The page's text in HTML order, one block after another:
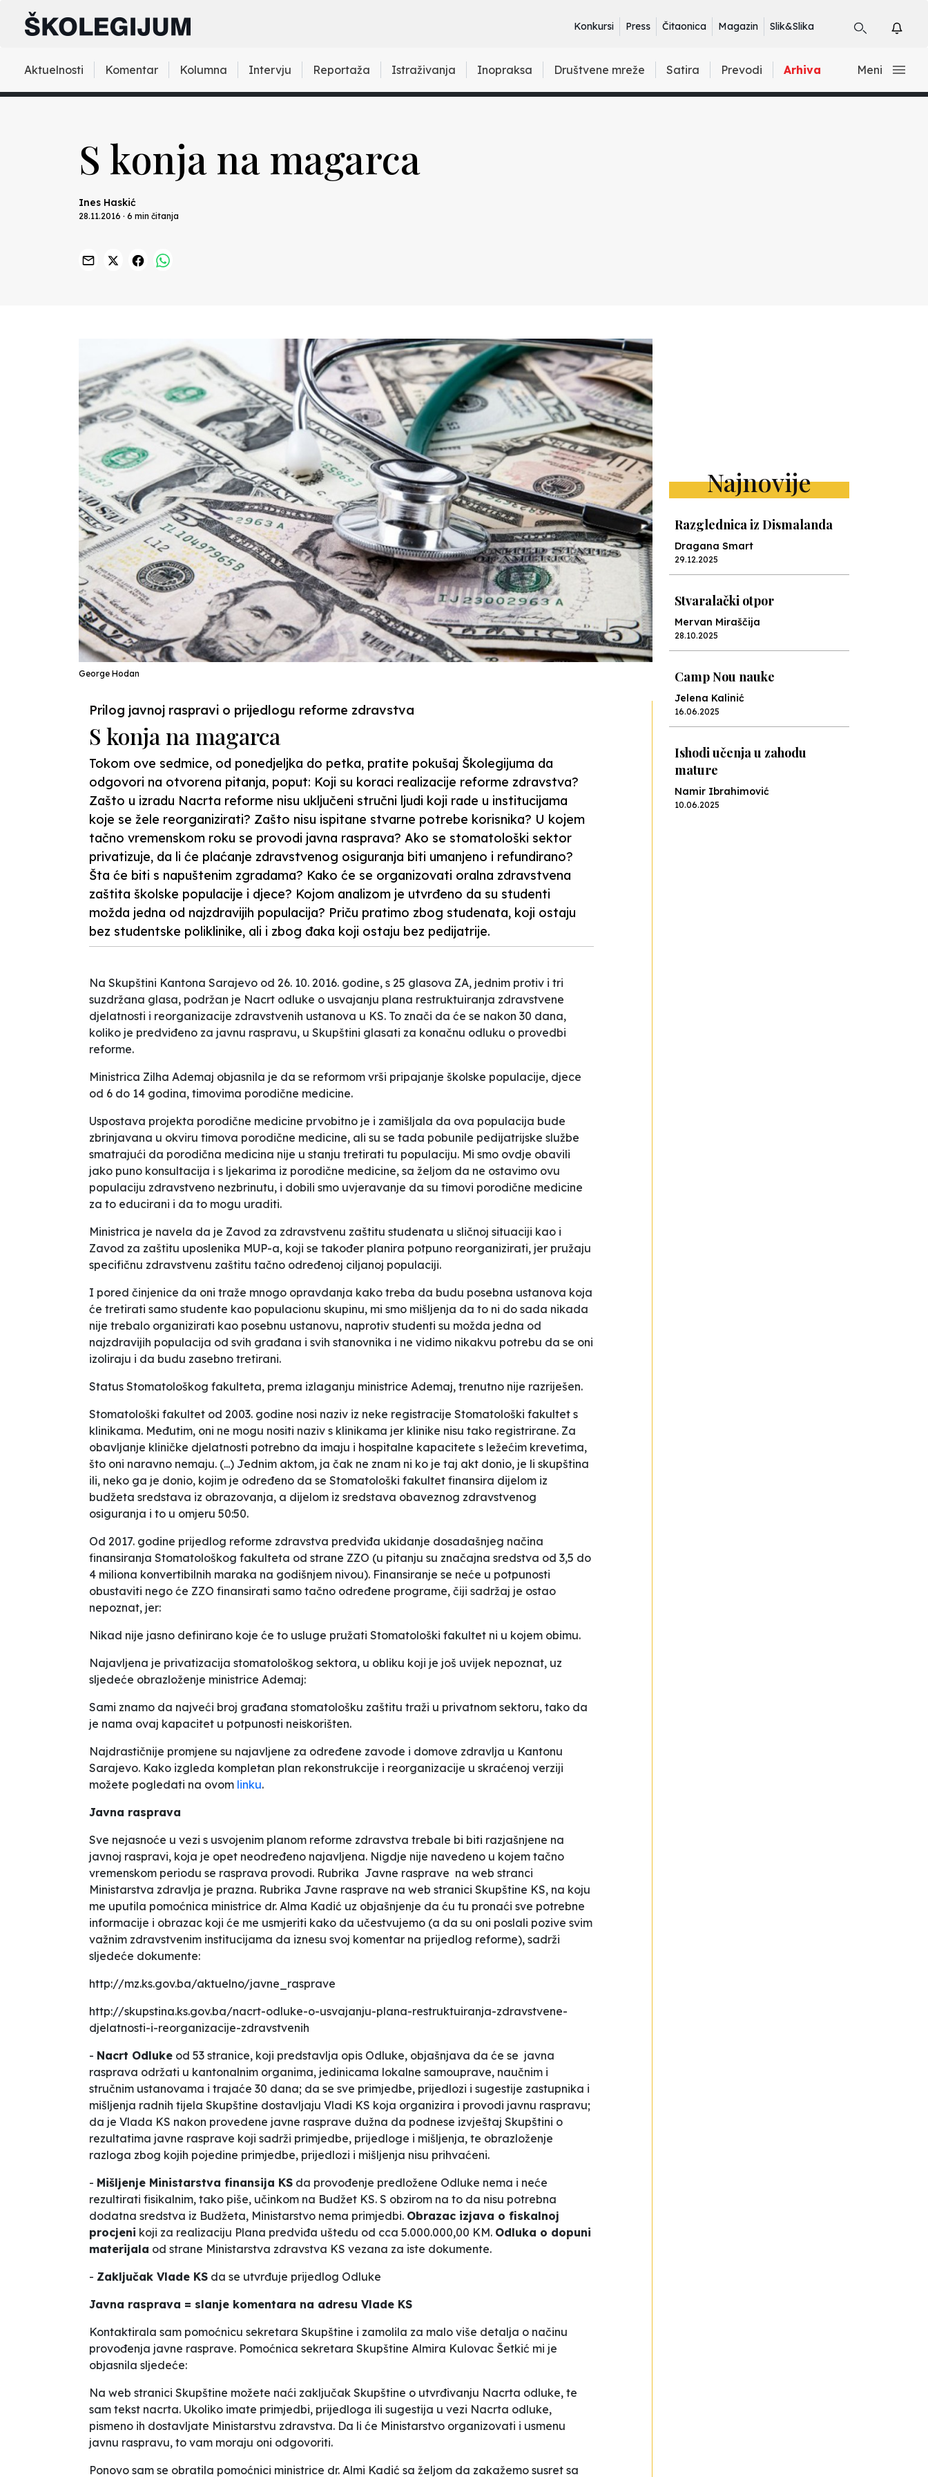
Konkursi Press Čitaonica Magazin Slik&Slika
Aktuelnosti Komentar Kolumna Intervju Reportaža Istraživanja Inopraksa Društvene mreže Satira Prevodi Arhiva Meni
S konja na magarca
Ines Haskić
28.11.2016 · 6 min čitanja
George Hodan
Prilog javnoj raspravi o prijedlogu reforme zdravstva
S konja na magarca
Tokom ove sedmice, od ponedjeljka do petka, pratite pokušaj Školegijuma da
odgovori na otvorena pitanja, poput: Koji su koraci realizacije reforme zdravstva?
Zašto u izradu Nacrta reforme nisu uključeni stručni ljudi koji rade u institucijama
koje se žele reorganizirati? Zašto nisu ispitane stvarne potrebe korisnika? U kojem
tačno vremenskom roku se provodi javna rasprava? Ako se stomatološki sektor
privatizuje, da li će plaćanje zdravstvenog osiguranja biti umanjeno i refundirano?
Šta će biti s napuštenim zgradama? Kako će se organizovati oralna zdravstvena
zaštita školske populacije i djece? Kojom analizom je utvrđeno da su studenti
možda jedna od najzdravijih populacija? Priču pratimo zbog studenata, koji ostaju
bez studentske poliklinike, ali i zbog đaka koji ostaju bez pedijatrije.
Na Skupštini Kantona Sarajevo od 26. 10. 2016. godine, s 25 glasova ZA, jednim protiv i tri
suzdržana glasa, podržan je Nacrt odluke o usvajanju plana restruktuiranja zdravstvene
djelatnosti i reorganizacije zdravstvenih ustanova u KS. To znači da će se nakon 30 dana,
koliko je predviđeno za javnu raspravu, u Skupštini glasati za konačnu odluku o provedbi
reforme.
Ministrica Zilha Ademaj objasnila je da se reformom vrši pripajanje školske populacije, djece
od 6 do 14 godina, timovima porodične medicine.
Uspostava projekta porodične medicine prvobitno je i zamišljala da ova populacija bude
zbrinjavana u okviru timova porodične medicine, ali su se tada pobunile pedijatrijske službe
smatrajući da porodična medicina nije u stanju tretirati tu populaciju. Mi smo ovdje obavili
jako puno konsultacija i s ljekarima iz porodične medicine, sa željom da ne ostavimo ovu
populaciju zdravstveno nezbrinutu, i dobili smo uvjeravanje da su timovi porodične medicine
za to educirani i da to mogu uraditi.
Ministrica je navela da je Zavod za zdravstvenu zaštitu studenata u sličnoj situaciji kao i
Zavod za zaštitu uposlenika MUP-a, koji se također planira potpuno reorganizirati, jer pružaju
specifičnu zdravstvenu zaštitu tačno određenoj ciljanoj populaciji.
I pored činjenice da oni traže mnogo opravdanja kako treba da budu posebna ustanova koja
će tretirati samo studente kao populacionu skupinu, mi smo mišljenja da to ni do sada nikada
nije trebalo organizirati kao posebnu ustanovu, naprotiv studenti su možda jedna od
najzdravijih populacija od svih građana i svih stanovnika i ne vidimo nikakvu potrebu da se oni
izoliraju i da budu zasebno tretirani.
Status Stomatološkog fakulteta, prema izlaganju ministrice Ademaj, trenutno nije razriješen.
Stomatološki fakultet od 2003. godine nosi naziv iz neke registracije Stomatološki fakultet s
klinikama. Međutim, oni ne mogu nositi naziv s klinikama jer klinike nisu tako registrirane. Za
obavljanje kliničke djelatnosti potrebno da imaju i hospitalne kapacitete s ležećim krevetima,
što oni naravno nemaju. (...) Jednim aktom, ja čak ne znam ni ko je taj akt donio, je li skupština
ili, neko ga je donio, kojim je određeno da se Stomatološki fakultet finansira dijelom iz
budžeta sredstava iz obrazovanja, a dijelom iz sredstava obaveznog zdravstvenog
osiguranja i to u omjeru 50:50.
Od 2017. godine prijedlog reforme zdravstva predviđa ukidanje dosadašnjeg načina
finansiranja Stomatološkog fakulteta od strane ZZO (u pitanju su značajna sredstva od 3,5 do
4 miliona konvertibilnih maraka na godišnjem nivou). Finansiranje se neće u potpunosti
obustaviti nego će ZZO finansirati samo tačno određene programe, čiji sadržaj je ostao
nepoznat, jer:
Nikad nije jasno definirano koje će to usluge pružati Stomatološki fakultet ni u kojem obimu.
Najavljena je privatizacija stomatološkog sektora, u obliku koji je još uvijek nepoznat, uz
sljedeće obrazloženje ministrice Ademaj:
Sami znamo da najveći broj građana stomatološku zaštitu traži u privatnom sektoru, tako da
je nama ovaj kapacitet u potpunosti neiskorišten.
Najdrastičnije promjene su najavljene za određene zavode i domove zdravlja u Kantonu
Sarajevo. Kako izgleda kompletan plan rekonstrukcije i reorganizacije u skraćenoj verziji
možete pogledati na ovom linku.
Javna rasprava
Sve nejasnoće u vezi s usvojenim planom reforme zdravstva trebale bi biti razjašnjene na
javnoj raspravi, koja je opet neodređeno najavljena. Nigdje nije navedeno u kojem tačno
vremenskom periodu se rasprava provodi. Rubrika Javne rasprave na web stranci
Ministarstva zdravlja je prazna. Rubrika Javne rasprave na web stranici Skupštine KS, na koju
me uputila pomoćnica ministrice dr. Alma Kadić uz objašnjenje da ću tu pronaći sve potrebne
informacije i obrazac koji će me usmjeriti kako da učestvujemo (a da su oni poslali pozive svim
važnim zdravstvenim institucijama da iznesu svoj komentar na prijedlog reforme), sadrži
sljedeće dokumente:
http://mz.ks.gov.ba/aktuelno/javne_rasprave
http://skupstina.ks.gov.ba/nacrt-odluke-o-usvajanju-plana-restruktuiranja-zdravstvene-
djelatnosti-i-reorganizacije-zdravstvenih
- Nacrt Odluke od 53 stranice, koji predstavlja opis Odluke, objašnjava da će se javna
rasprava održati u kantonalnim organima, jedinicama lokalne samouprave, naučnim i
stručnim ustanovama i trajaće 30 dana; da se sve primjedbe, prijedlozi i sugestije zastupnika i
mišljenja radnih tijela Skupštine dostavljaju Vladi KS koja organizira i provodi javnu raspravu;
da je Vlada KS nakon provedene javne rasprave dužna da podnese izvještaj Skupštini o
rezultatima javne rasprave koji sadrži primjedbe, prijedloge i mišljenja, te obrazloženje
razloga zbog kojih pojedine primjedbe, prijedlozi i mišljenja nisu prihvaćeni.
- Mišljenje Ministarstva finansija KS da provođenje predložene Odluke nema i neće
rezultirati fisikalnim, tako piše, učinkom na Budžet KS. S obzirom na to da nisu potrebna
dodatna sredstva iz Budžeta, Ministarstvo nema primjedbi. Obrazac izjava o fiskalnoj
procjeni koji za realizaciju Plana predviđa uštedu od cca 5.000.000,00 KM. Odluka o dopuni
materijala od strane Ministarstva zdravstva KS vezana za iste dokumente.
- Zaključak Vlade KS da se utvrđuje prijedlog Odluke
Javna rasprava = slanje komentara na adresu Vlade KS
Kontaktirala sam pomoćnicu sekretara Skupštine i zamolila za malo više detalja o načinu
provođenja javne rasprave. Pomoćnica sekretara Skupštine Almira Kulovac Šetkić mi je
objasnila sljedeće:
Na web stranici Skupštine možete naći zaključak Skupštine o utvrđivanju Nacrta odluke, te
sam tekst nacrta. Ukoliko imate primjedbi, prijedloga ili sugestija u vezi Nacrta odluke,
pismeno ih dostavljate Ministarstvu zdravstva. Da li će Ministarstvo organizovati i usmenu
javnu raspravu, to vam moraju oni odgovoriti.
Ponovo sam se obratila pomoćnici ministrice dr. Almi Kadić sa željom da zakažemo susret sa
Najnovije
Razglednica iz Dismalanda
Dragana Smart
29.12.2025
Stvaralački otpor
Mervan Miraščija
28.10.2025
Camp Nou nauke
Jelena Kalinić
16.06.2025
Ishodi učenja u zahodu
mature
Namir Ibrahimović
10.06.2025